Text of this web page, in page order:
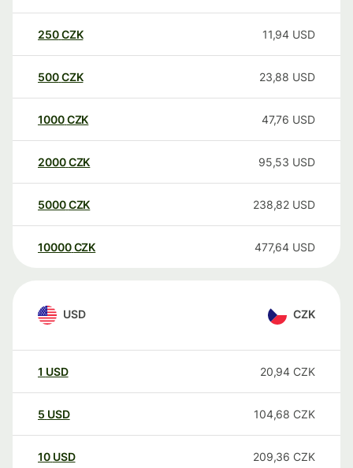
250CZK 11,94 USD
500CZK 23,88 USD
1000CZK 47,76 USD
2000CZK 95,53 USD
5000CZK 238,82 USD
10000 CZK 477,64 USD
USD CZK
1 USD 20,94 CZK
5 USD 104,68 CZK
10 USD 209,36 CZK